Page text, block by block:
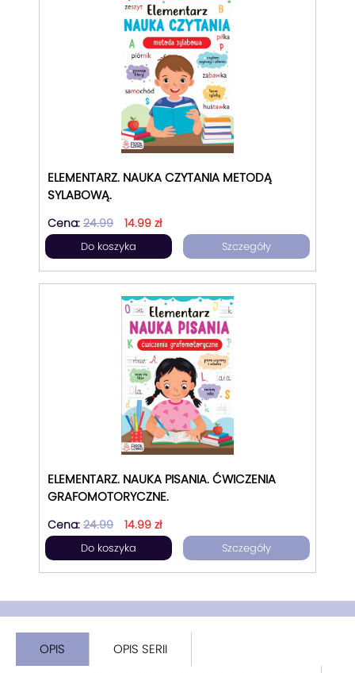
ELEMENTARZ. NAUKA CZYTANIA METODĄ
SYLABOWĄ.
Cena: 24.99 14.99 zł
Do koszyka Szczegóły
ELEMENTARZ. NAUKA PISANIA. ĆWICZENIA
GRAFOMOTORYCZNE.
Cena: 24.99 14.99 zł
Do koszyka Szczegóły
OPIS
OPIS SERII